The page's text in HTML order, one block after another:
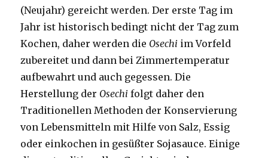
(Neujahr) gereicht werden. Der erste Tag im
Jahr ist historisch bedingt nicht der Tag zum
Kochen, daher werden die Osechi im Vorfeld
zubereitet und dann bei Zimmertemperatur
aufbewahrt und auch gegessen. Die
Herstellung der Osechi folgt daher den
Traditionellen Methoden der Konservierung
von Lebensmitteln mit Hilfe von Salz, Essig
oder einkochen in gesüßter Sojasauce. Einige